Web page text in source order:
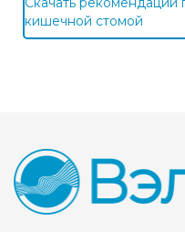
кишечной стомой